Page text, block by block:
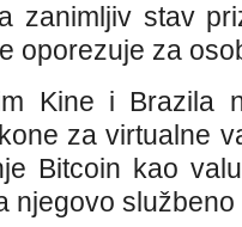
zanimljiv stav
oporezuje za
Kine i Brazila
za virtualne
Bitcoin kao
njegovo